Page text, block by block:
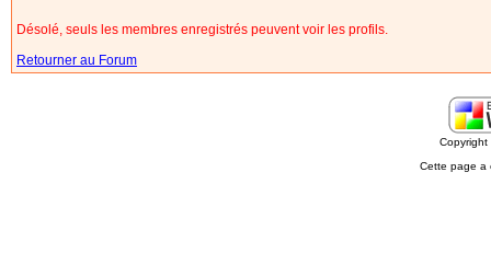
Désolé, seuls les membres enregistrés peuvent voir les profils.
Retourner au Forum
Cette page a